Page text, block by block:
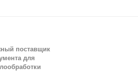
поставщик
для